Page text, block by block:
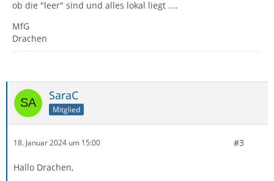
ob die "leer" sind und alles lokal liegt ....
MfG
Drachen
SaraC
Mitglied
18. Januar 2024 um 15:00 #3
Hallo Drachen,